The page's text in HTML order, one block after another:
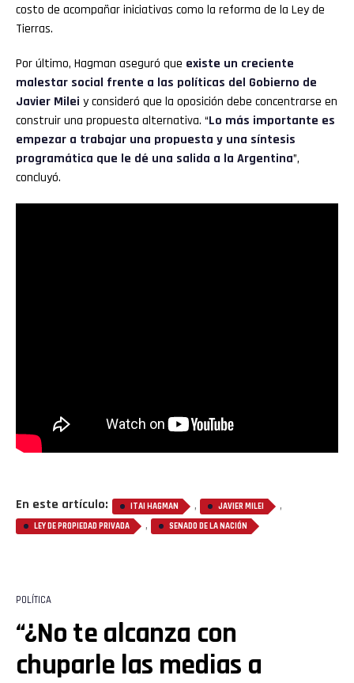
costo de acompañar iniciativas como la reforma de la Ley de
Tierras.
Por último, Hagman aseguró que existe un creciente
malestar social frente a las políticas del Gobierno de
Javier Milei y consideró que la oposición debe concentrarse en
construir una propuesta alternativa. “Lo más importante es
empezar a trabajar una propuesta y una síntesis
programática que le dé una salida a la Argentina”,
concluyó.
En este artículo: ITAI HAGMAN , JAVIER MILEI ,
LEY DE PROPIEDAD PRIVADA , SENADO DE LA NACIÓN
POLÍTICA
“¿No te alcanza con
chuparle las medias a